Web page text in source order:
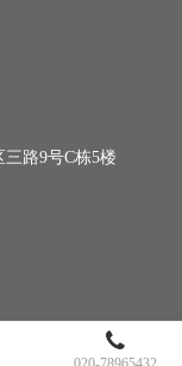
路9号C栋5楼